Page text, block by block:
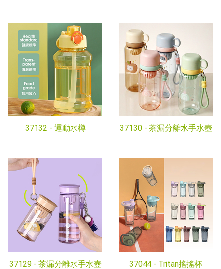
37132 - 運動水樽 37130 - 茶漏分離水手水壺
37129 - 茶漏分離水手水壺 37044 - Tritan搖搖杯